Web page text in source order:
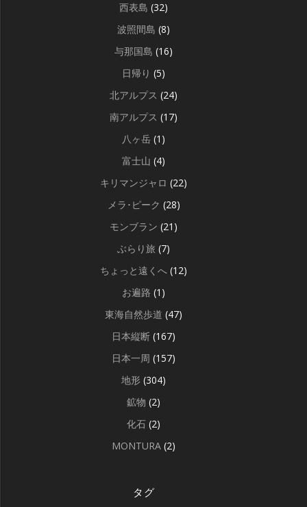
西表島 (32)
波照間島 (8)
与那国島 (16)
日帰り (5)
北アルプス (24)
南アルプス (17)
八ヶ岳 (1)
富士山 (4)
キリマンジャロ (22)
メラ･ピーク (28)
モンブラン (21)
ぶらり旅 (7)
ちょっと遠くへ (12)
お遍路 (1)
東海自然歩道 (47)
日本縦断 (167)
日本一周 (157)
地形 (304)
鉱物 (2)
化石 (2)
MONTURA (2)
タグ